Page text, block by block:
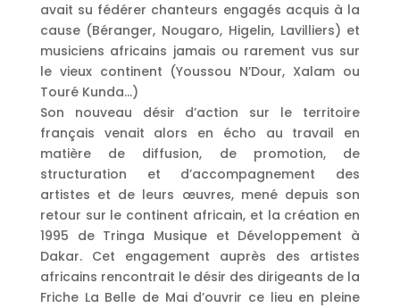
avait su fédérer chanteurs engagés acquis à la
cause (Béranger, Nougaro, Higelin, Lavilliers) et
musiciens africains jamais ou rarement vus sur
le vieux continent (Youssou N’Dour, Xalam ou
Touré Kunda…)
Son nouveau désir d’action sur le territoire
français venait alors en écho au travail en
matière de diffusion, de promotion, de
structuration et d’accompagnement des
artistes et de leurs œuvres, mené depuis son
retour sur le continent africain, et la création en
1995 de Tringa Musique et Développement à
Dakar. Cet engagement auprès des artistes
africains rencontrait le désir des dirigeants de la
Friche La Belle de Mai d’ouvrir ce lieu en pleine